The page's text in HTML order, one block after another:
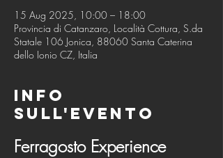
15 Aug 2025, 10:00 – 18:00
Provincia di Catanzaro, Località Cottura, S.da
Statale 106 Jonica, 88060 Santa Caterina
dello Ionio CZ, Italia
Info
sull'evento
Ferragosto Experience